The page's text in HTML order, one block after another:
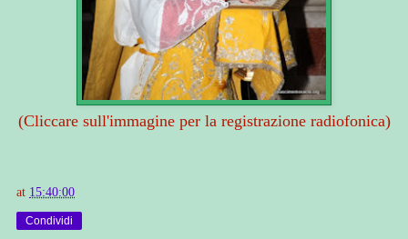
(Cliccare sull'immagine per la registrazione radiofonica)
at 15:40:00
Condividi